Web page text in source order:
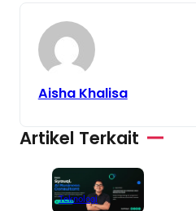
Aisha Khalisa
Artikel Terkait
Teknologi